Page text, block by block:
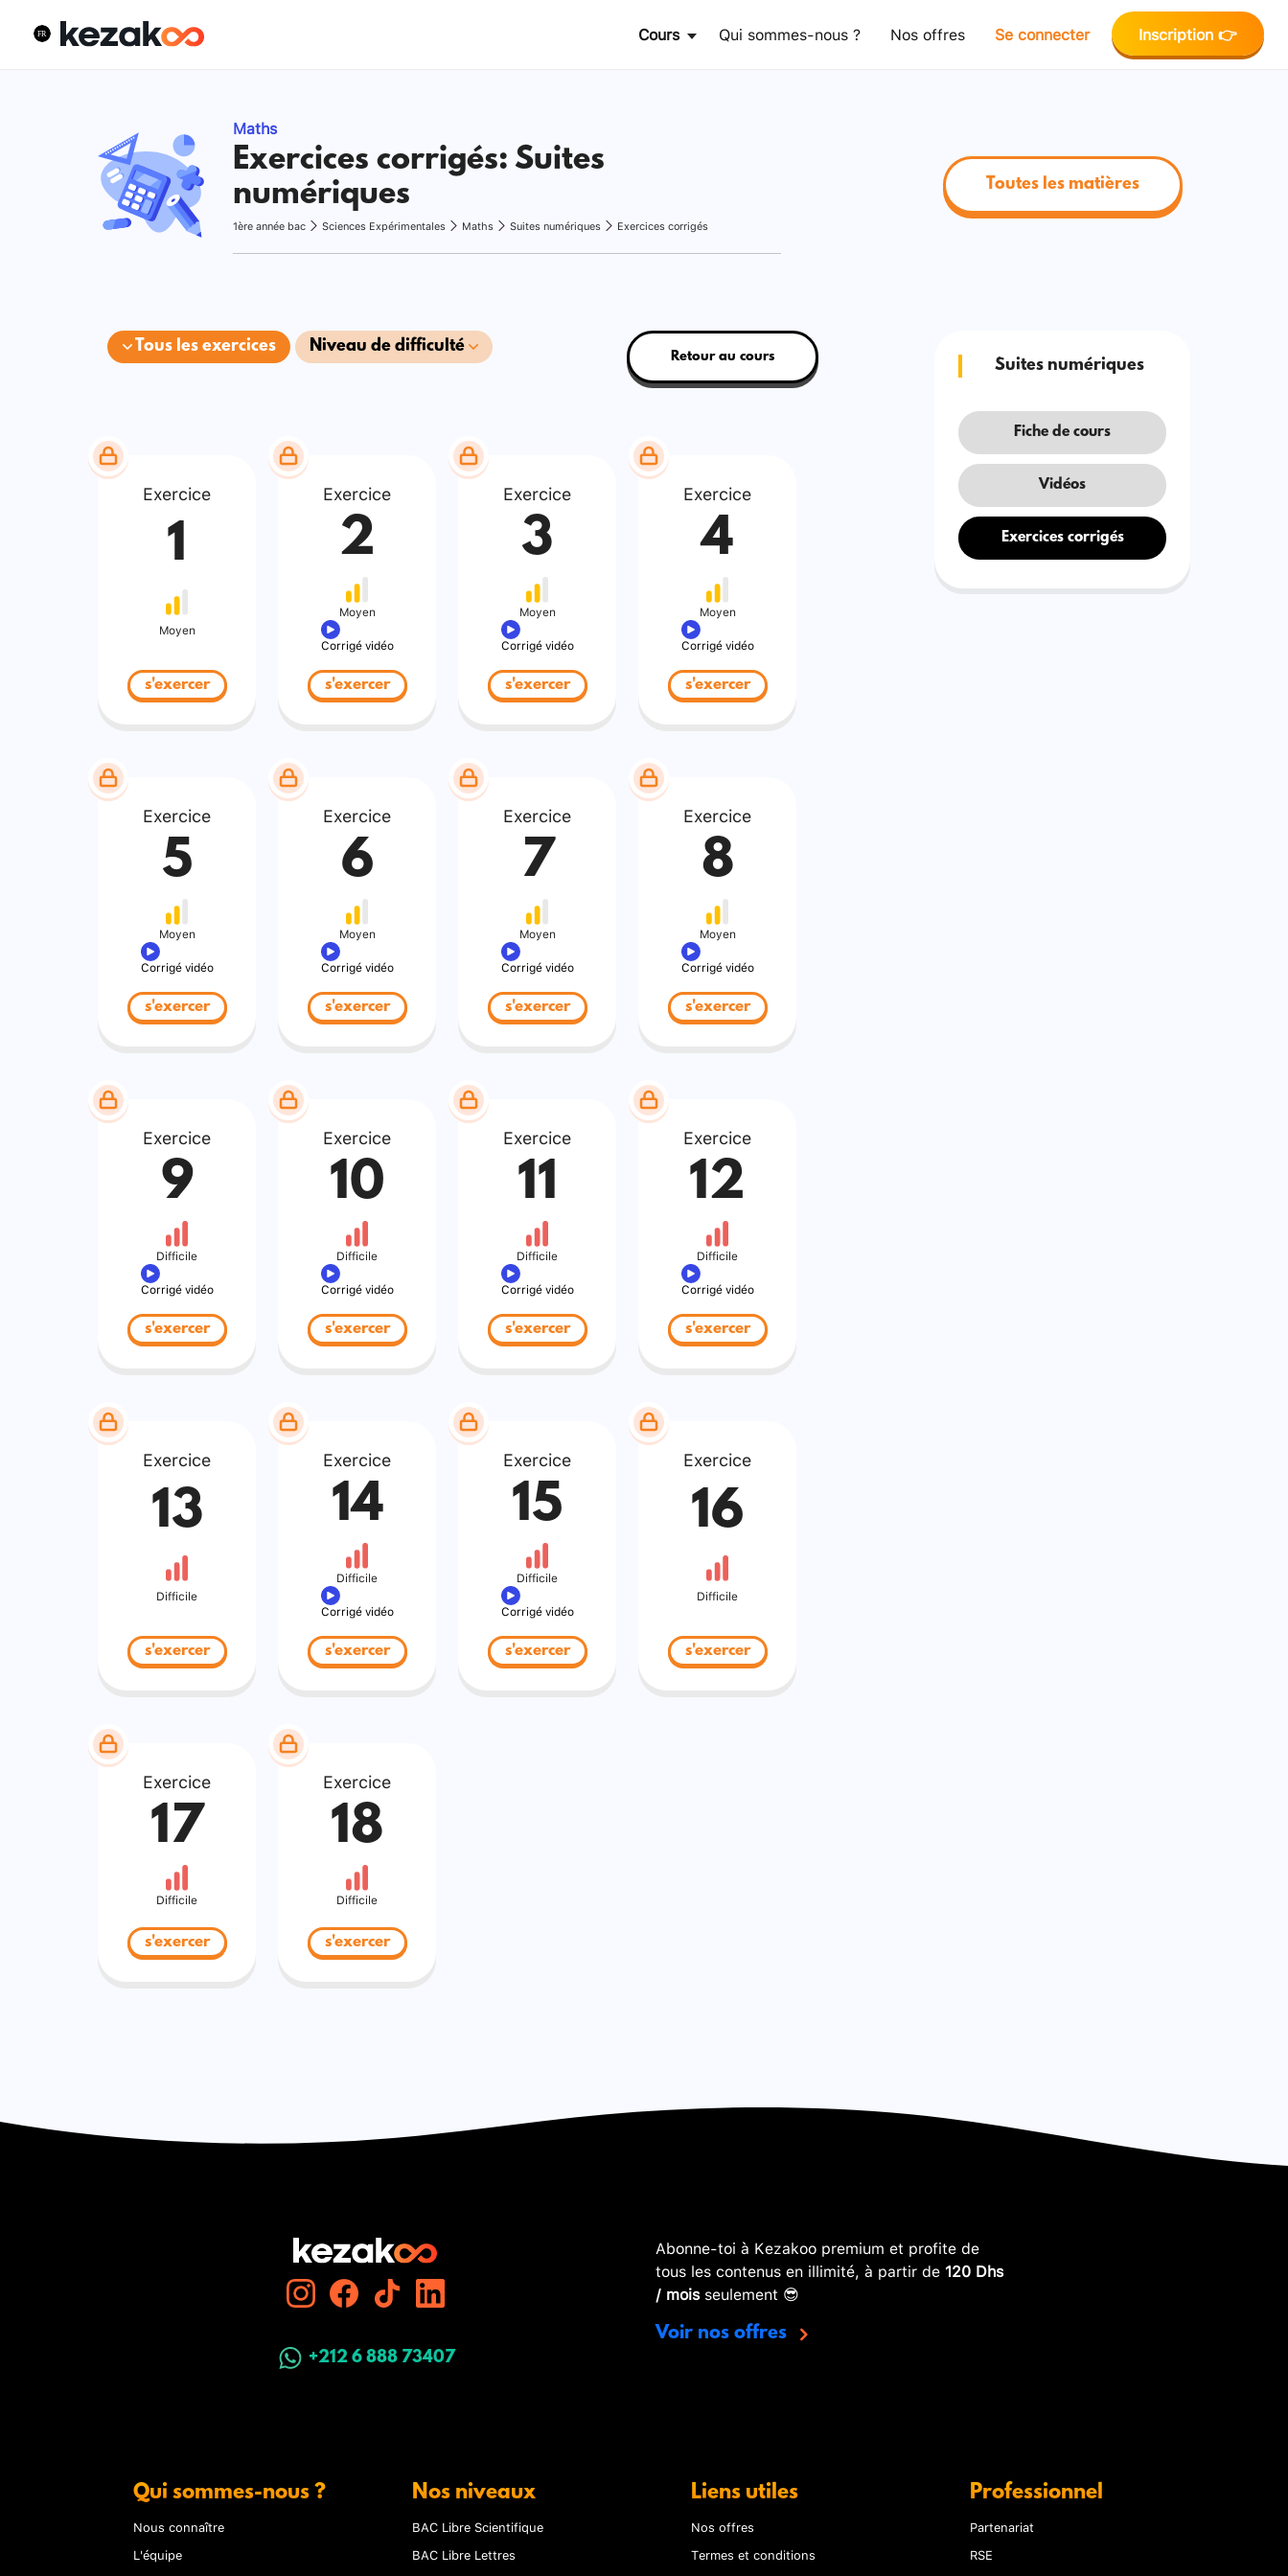
Cours Qui sommes-nous ? Nos offres Se connecter Inscription 👉
Maths
Exercices corrigés: Suites
numériques
1ère année bac Sciences Expérimentales Maths Suites numériques Exercices corrigés
Toutes les matières
Tous les exercices Niveau de difficulté
Retour au cours
Exercice
1
Moyen
s'exercer
Exercice
2
Moyen
Corrigé vidéo
s'exercer
Exercice
3
Moyen
Corrigé vidéo
s'exercer
Exercice
4
Moyen
Corrigé vidéo
s'exercer
Exercice
5
Moyen
Corrigé vidéo
s'exercer
Exercice
6
Moyen
Corrigé vidéo
s'exercer
Exercice
7
Moyen
Corrigé vidéo
s'exercer
Exercice
8
Moyen
Corrigé vidéo
s'exercer
Exercice
9
Difficile
Corrigé vidéo
s'exercer
Exercice
10
Difficile
Corrigé vidéo
s'exercer
Exercice
11
Difficile
Corrigé vidéo
s'exercer
Exercice
12
Difficile
Corrigé vidéo
s'exercer
Exercice
13
Difficile
s'exercer
Exercice
14
Difficile
Corrigé vidéo
s'exercer
Exercice
15
Difficile
Corrigé vidéo
s'exercer
Exercice
16
Difficile
s'exercer
Exercice
17
Difficile
s'exercer
Exercice
18
Difficile
s'exercer
Suites numériques
Fiche de cours
Vidéos
Exercices corrigés
+212 6 888 73407
Abonne-toi à Kezakoo premium et profite de
tous les contenus en illimité, à partir de 120 Dhs
/ moisseulement 😎
Voir nos offres
Qui sommes-nous ?
Nous connaître
L'équipe
Nos niveaux
BAC Libre Scientifique
BAC Libre Lettres
Liens utiles
Nos offres
Termes et conditions
Professionnel
Partenariat
RSE